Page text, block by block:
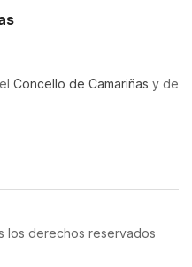
Concello de Camariñas y de
los derechos reservados